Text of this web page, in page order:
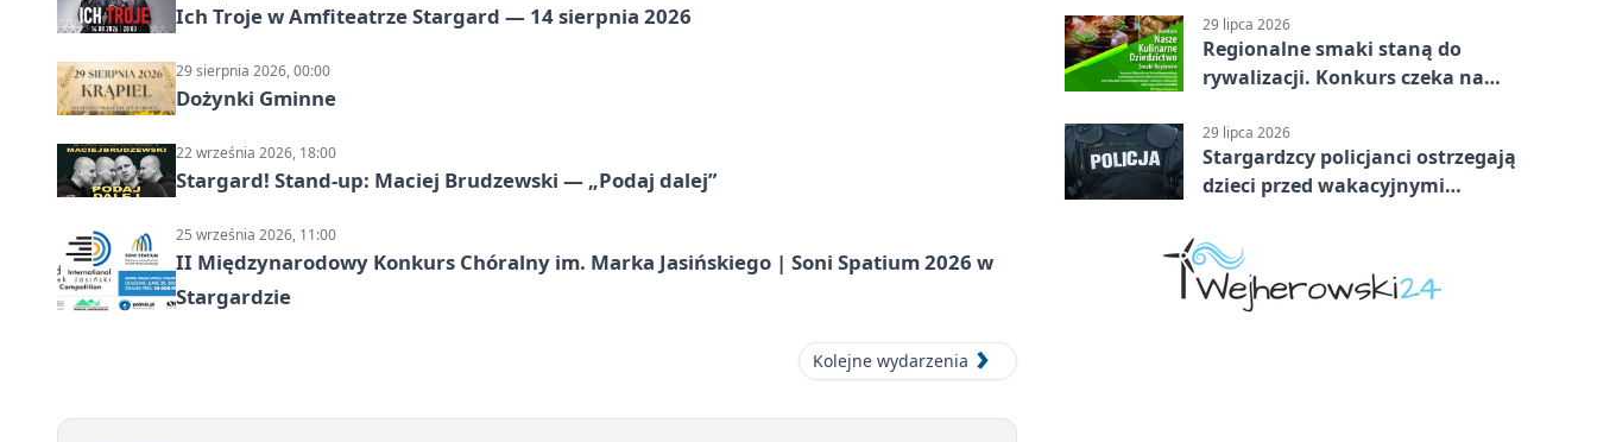
Ich Troje w Amfiteatrze Stargard — 14 sierpnia 2026
29 sierpnia 2026, 00:00
Dożynki Gminne
22 września 2026, 18:00
Stargard! Stand-up: Maciej Brudzewski — „Podaj dalej”
25 września 2026, 11:00
II Międzynarodowy Konkurs Chóralny im. Marka Jasińskiego | Soni Spatium 2026 w
Stargardzie
Kolejne wydarzenia
29 lipca 2026
Regionalne smaki staną do
rywalizacji. Konkurs czeka na
29 lipca 2026
Stargardzcy policjanci ostrzegają
dzieci przed wakacyjnymi